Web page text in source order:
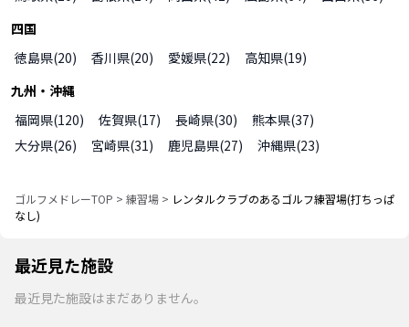
四国
徳島県(20) 香川県(20) 愛媛県(22) 高知県(19)
九州・沖縄
福岡県(120) 佐賀県(17) 長崎県(30) 熊本県(37)
大分県(26) 宮崎県(31) 鹿児島県(27) 沖縄県(23)
ゴルフメドレーTOP > 練習場 > レンタルクラブのあるゴルフ練習場(打ちっぱ
なし)
最近見た施設
最近見た施設はまだありません。